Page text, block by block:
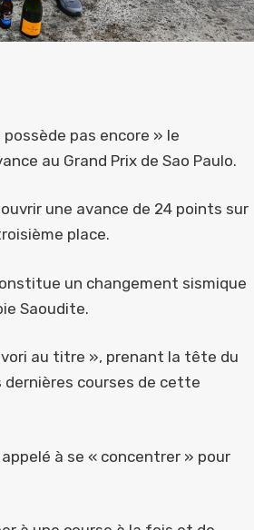
possède pas encore » le
au Grand Prix de Sao Paulo.
une avance de 24 points sur
place.
un changement sismique
Saoudite.
au titre », prenant la tête du
dernières courses de cette
à se « concentrer » pour